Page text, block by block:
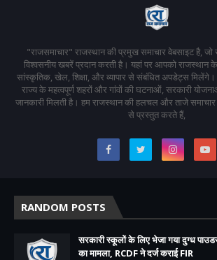
"राजसमाचार" राजस्थान की प्रमुख समाचार वेबसाइट है,
विश्वसनीय खबरें प्रदान करती है। यहां पर आपको राजस्थान
सांस्कृतिक, खेल, शिक्षा, और व्यापार से संबंधित अपडेट्स मिलेंगे।
राज्य के महत्वपूर्ण शहरों और गांवों की घटनाओं, सरकारी
जानकारी मिलती है। हम राजस्थान की हलचल और ताजे
से प्रस्तुत करते हैं,
RANDOM POSTS
सरकारी स्कूलों के लिए भेजा गया दुग्ध
का मामला, RCDF ने दर्ज कराई FIR